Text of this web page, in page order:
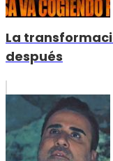
La
después